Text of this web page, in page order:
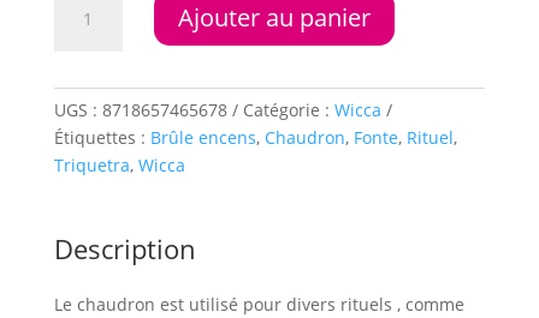
triquetra
1080gr
12x9,5
Ajouter au panier
UGS : 8718657465678 Catégorie : Wicca
Étiquettes : Brûle encens, Chaudron, Fonte, Rituel,
Triquetra, Wicca
Description
Le chaudron est utilisé pour divers rituels , comme